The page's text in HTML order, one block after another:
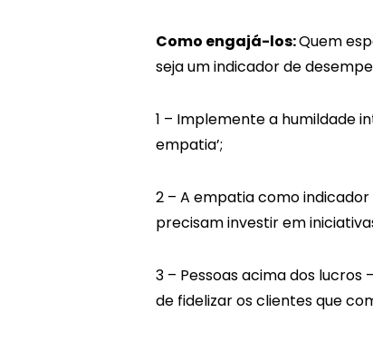
Como engajá-los:Quem
seja um indicador de
1 – Implemente a humildade
empatia’;
2 – A empatia como
precisam investir em
3 – Pessoas acima dos
de fidelizar os clientes que